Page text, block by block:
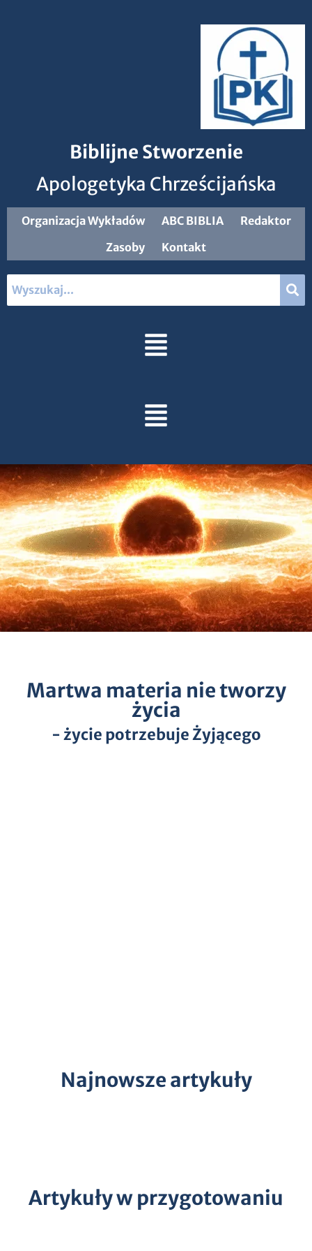
Biblijne Stworzenie
Apologetyka Chrześcijańska
Organizacja Wykładów ABC BIBLIA
Redaktor
Zasoby
Kontakt
Martwa materia nie tworzy
życia
- życie potrzebuje Żyjącego
Najnowsze artykuły
Artykuły w przygotowaniu